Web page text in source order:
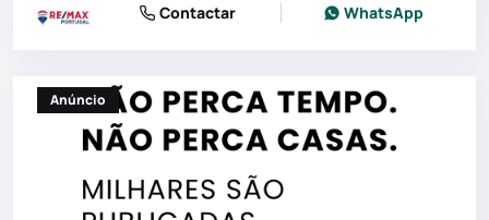
Contactar WhatsApp
Anúncio